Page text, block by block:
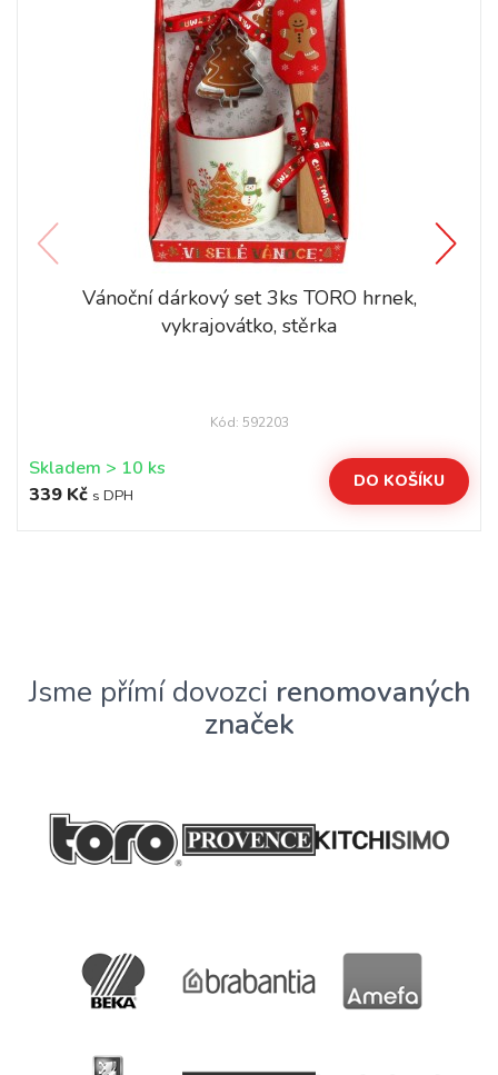
Vánoční dárkový set 3ks TORO hrnek,
vykrajovátko, stěrka
Kód: 592203
Skladem > 10 ks
339 Kč s DPH
DO KOŠÍKU
Jsme přímí dovozci renomovaných
značek